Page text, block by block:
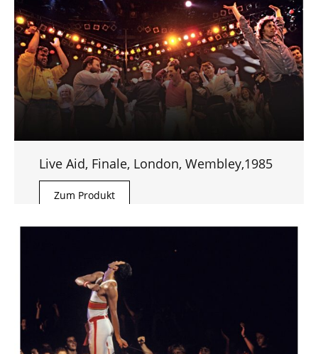
Live Aid, Finale, London, Wembley,1985
Zum Produkt